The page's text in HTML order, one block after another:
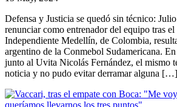
Defensa y Justicia se quedó sin técnico:
renunciar como entrenador del equipo tras el
Independiente Medellín, de Colombia,
argentino de la Conmebol Sudamericana.
junto al Uvita Nicolás Fernández, el mismo
noticia y no pudo evitar derramar alguna […]